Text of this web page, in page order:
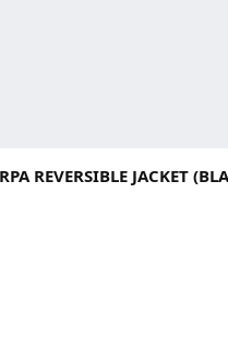
REVERSIBLE JACKET